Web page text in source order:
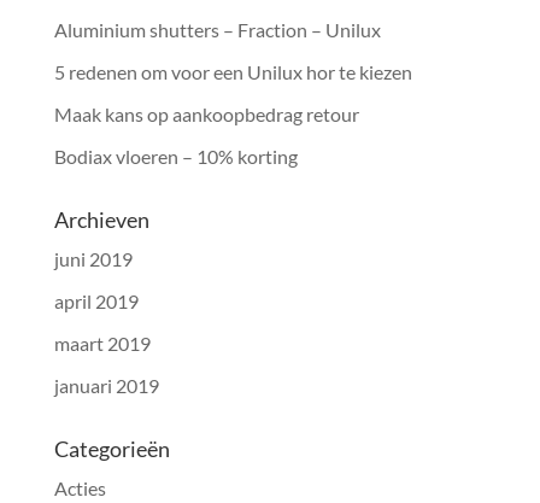
Aluminium shutters – Fraction – Unilux
5 redenen om voor een Unilux hor te kiezen
Maak kans op aankoopbedrag retour
Bodiax vloeren – 10% korting
Archieven
juni 2019
april 2019
maart 2019
januari 2019
Categorieën
Acties